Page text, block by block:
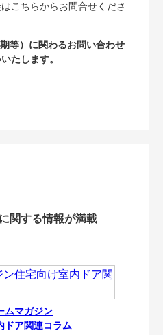
こちらからお問合せくださ
等）に関わるお問い合わせ
たします。
関する情報が満載
ムマガジン
ドア関連コラム